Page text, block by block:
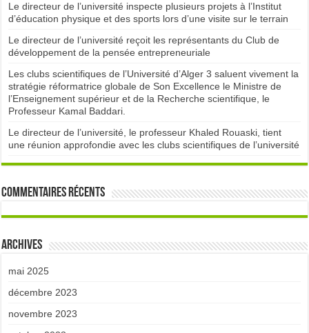
Le directeur de l’université inspecte plusieurs projets à l’Institut
d’éducation physique et des sports lors d’une visite sur le terrain
Le directeur de l’université reçoit les représentants du Club de
développement de la pensée entrepreneuriale
Les clubs scientifiques de l’Université d’Alger 3 saluent vivement la
stratégie réformatrice globale de Son Excellence le Ministre de
l’Enseignement supérieur et de la Recherche scientifique, le
Professeur Kamal Baddari.
Le directeur de l’université, le professeur Khaled Rouaski, tient
une réunion approfondie avec les clubs scientifiques de l’université
Commentaires récents
Archives
mai 2025
décembre 2023
novembre 2023